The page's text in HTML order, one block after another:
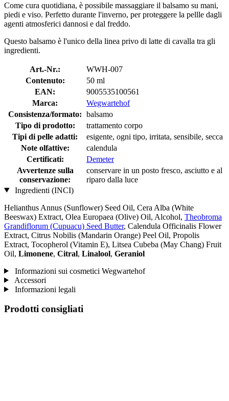
Come cura quotidiana, è possibile massaggiare il balsamo su mani,
piedi e viso. Perfetto durante l'inverno, per proteggere la pellle dagli
agenti atmosferici dannosi e dal freddo.
Questo balsamo è l'unico della linea privo di latte di cavalla tra gli
ingredienti.
Art.-Nr.:
WWH-007
Contenuto:
50 ml
EAN:
9005535100561
Marca:
Wegwartehof
Consistenza/formato: balsamo
Tipo di prodotto:
trattamento corpo
Tipi di pelle adatti:
esigente, ogni tipo, irritata, sensibile, secca
Note olfattive:
calendula
Certificati:
Demeter
Avvertenze sulla
conservazione:
conservare in un posto fresco, asciutto e al
riparo dalla luce
Ingredienti (INCI)
Helianthus Annus (Sunflower) Seed Oil, Cera Alba (White
Beeswax) Extract, Olea Europaea (Olive) Oil, Alcohol, Theobroma
Grandiflorum (Cupuacu) Seed Butter, Calendula Officinalis Flower
Extract, Citrus Nobilis (Mandarin Orange) Peel Oil, Propolis
Extract, Tocopherol (Vitamin E), Litsea Cubeba (May Chang) Fruit
Oil, Limonene, Citral, Linalool, Geraniol
Informazioni sui cosmetici Wegwartehof
Accessori
Informazioni legali
Prodotti consigliati